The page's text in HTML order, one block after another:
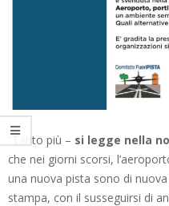
“Tanto più – si legge nella
che nei giorni scorsi,
una nuova pista sono di
stampa, con il susseguirsi di